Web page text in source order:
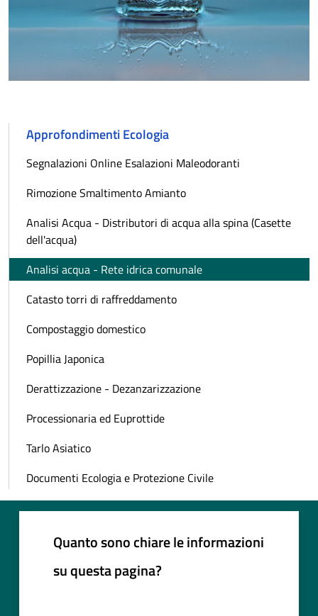
Approfondimenti Ecologia
Segnalazioni Online Esalazioni Maleodoranti
Rimozione Smaltimento Amianto
Analisi Acqua - Distributori di acqua alla spina (Casette
dell'acqua)
Analisi acqua - Rete idrica comunale
Catasto torri di raffreddamento
Compostaggio domestico
Popillia Japonica
Derattizzazione - Dezanzarizzazione
Processionaria ed Euprottide
Tarlo Asiatico
Documenti Ecologia e Protezione Civile
Quanto sono chiare le informazioni
su questa pagina?